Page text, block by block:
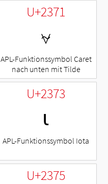
U+2371
⍱
APL-Funktionssymbol Caret
nach unten mit Tilde
U+2373
⍳
APL-Funktionssymbol Iota
U+2375